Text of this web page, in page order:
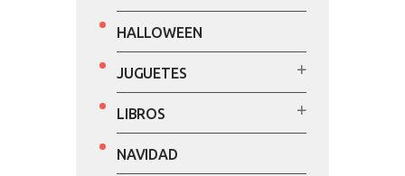
HALLOWEEN
JUGUETES
LIBROS
NAVIDAD